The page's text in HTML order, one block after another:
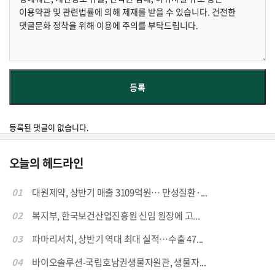
등록된 댓글이 없습니다.
오늘의 헤드라인
01
대원제약, 상반기 매출 3109억원… 만성질환·...
02
복지부, 한국보건산업진흥원 신임 원장에 고...
03
파마리서치, 상반기 역대 최대 실적…수출 47...
04
바이오솔루션-국립호남권생물자원관, 생물자...